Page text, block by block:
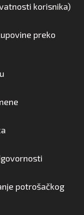
korisnika)
preko
potrošačkog